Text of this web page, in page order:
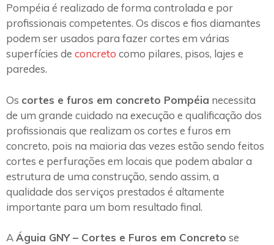
Pompéia é realizado de forma controlada e por
profissionais competentes. Os discos e fios diamantes
podem ser usados para fazer cortes em várias
superfícies de concreto como pilares, pisos, lajes e
paredes.
Os cortes e furos em concreto Pompéia necessita
de um grande cuidado na execução e qualificação dos
profissionais que realizam os cortes e furos em
concreto, pois na maioria das vezes estão sendo feitos
cortes e perfurações em locais que podem abalar a
estrutura de uma construção, sendo assim, a
qualidade dos serviços prestados é altamente
importante para um bom resultado final.
AÁguia GNY – Cortes e Furos em Concreto se